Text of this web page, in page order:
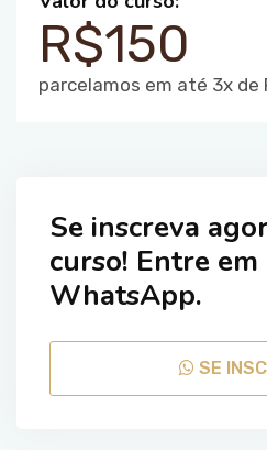
R$150
parcelamos em até 3x de
Se inscreva
curso! Entre
WhatsApp.
SE